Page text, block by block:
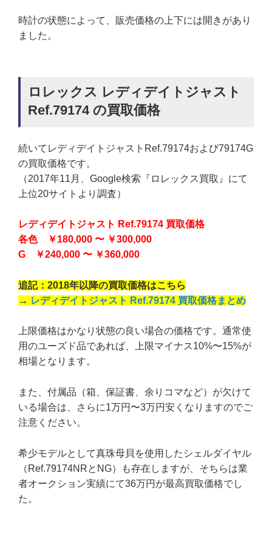
時計の状態によって、販売価格の上下には開きがあり
ました。
ロレックス レディデイトジャスト
Ref.79174 の買取価格
続いてレディデイトジャストRef.79174および79174G
の買取価格です。
（2017年11月、Google検索『ロレックス買取』にて
上位20サイトより調査）
レディデイトジャスト Ref.79174 買取価格
各色 ￥180,000 〜 ￥300,000
G ￥240,000 〜 ￥360,000
追記：2018年以降の買取価格はこちら
→ レディデイトジャスト Ref.79174 買取価格まとめ
上限価格はかなり状態の良い場合の価格です。通常使
用のユーズド品であれば、上限マイナス10%〜15%が
相場となります。
また、付属品（箱、保証書、余りコマなど）が欠けて
いる場合は、さらに1万円〜3万円安くなりますのでご
注意ください。
希少モデルとして真珠母貝を使用したシェルダイヤル
（Ref.79174NRとNG）も存在しますが、そちらは業
者オークション実績にて36万円が最高買取価格でし
た。